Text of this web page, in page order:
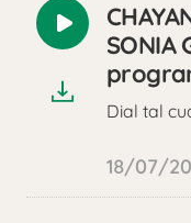
Reproducir
audioSONIA
Dial tal
18/07/